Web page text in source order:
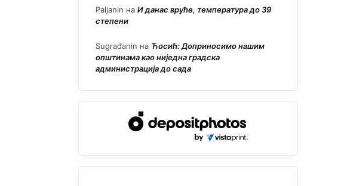
Paljanin на И данас вруће, температура до 39
степени
Sugrađanin на Ћосић: Доприносимо нашим
општинама као ниједна градска
администрација до сада